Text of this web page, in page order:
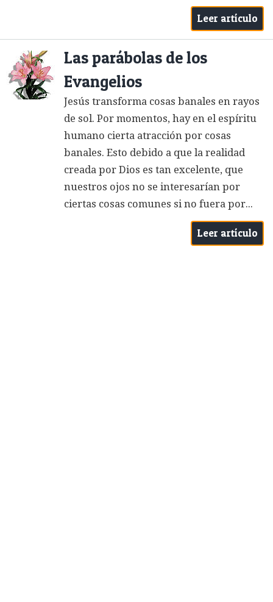
Leer artículo
Las parábolas de los
Evangelios
Jesús transforma cosas banales en rayos
de sol. Por momentos, hay en el espíritu
humano cierta atracción por cosas
banales. Esto debido a que la realidad
creada por Dios es tan excelente, que
nuestros ojos no se interesarían por
ciertas cosas comunes si no fuera por...
Leer artículo